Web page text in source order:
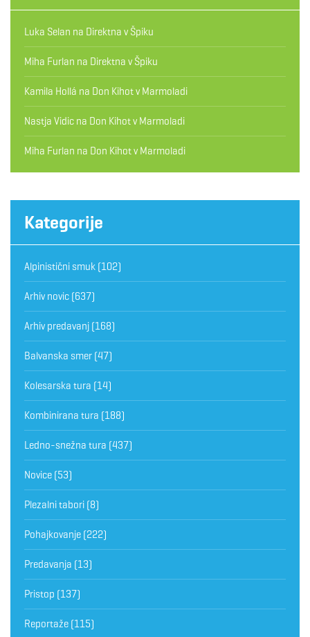
Luka Selan na Direktna v Špiku
Miha Furlan na Direktna v Špiku
Kamila Hollá na Don Kihot v Marmoladi
Nastja Vidic na Don Kihot v Marmoladi
Miha Furlan na Don Kihot v Marmoladi
Kategorije
Alpinistični smuk (102)
Arhiv novic (637)
Arhiv predavanj (168)
Balvanska smer (47)
Kolesarska tura (14)
Kombinirana tura (188)
Ledno-snežna tura (437)
Novice (53)
Plezalni tabori (8)
Pohajkovanje (222)
Predavanja (13)
Pristop (137)
Reportaže (115)